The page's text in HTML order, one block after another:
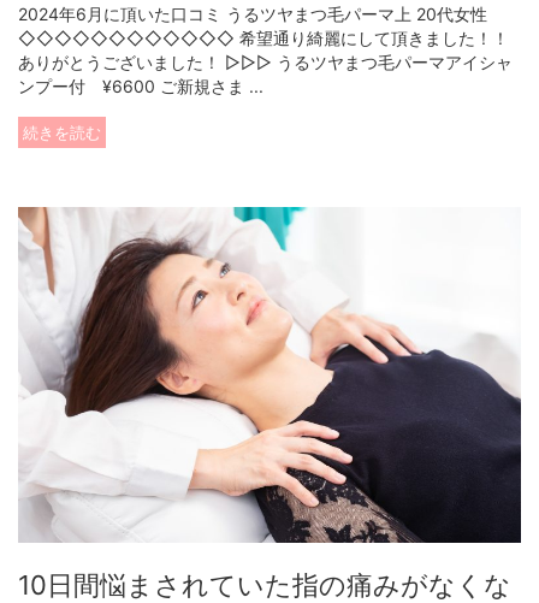
2024年6月に頂いた口コミ うるツヤまつ毛パーマ上 20代女性
◇◇◇◇◇◇◇◇◇◇◇◇ 希望通り綺麗にして頂きました！！
ありがとうございました！ ▷▷▷ うるツヤまつ毛パーマアイシャ
ンプー付 ¥6600 ご新規さま ...
続きを読む
10日間悩まされていた指の痛みがなくな